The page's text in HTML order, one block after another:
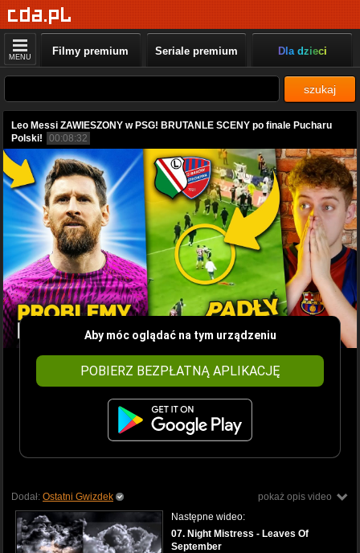
MENU Filmy premium Seriale premium Dla dzieci
szukaj
Leo Messi ZAWIESZONY w PSG! BRUTANLE SCENY po finale Pucharu
Polski!
00:08:32
Aby móc oglądać na tym urządzeniu
POBIERZ BEZPŁATNĄ APLIKACJĘ
pokaż opis video
Dodał: Ostatni Gwizdek
Następne wideo:
07. Night Mistress - Leaves Of
September